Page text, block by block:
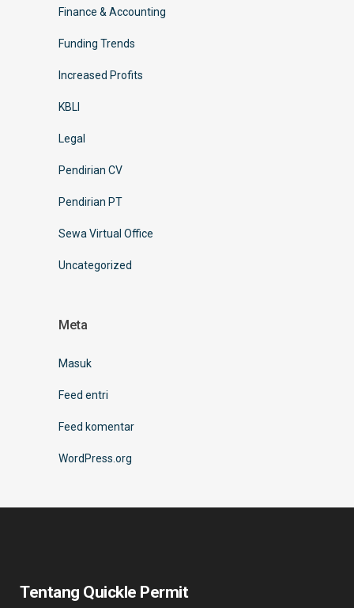
Finance & Accounting
Funding Trends
Increased Profits
KBLI
Legal
Pendirian CV
Pendirian PT
Sewa Virtual Office
Uncategorized
Meta
Masuk
Feed entri
Feed komentar
WordPress.org
Tentang Quickle Permit